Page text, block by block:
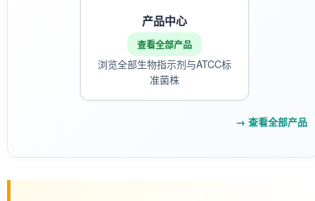
产品中心
查看全部产品
浏览全部生物指示剂与ATCC标
准菌株
→ 查看全部产品